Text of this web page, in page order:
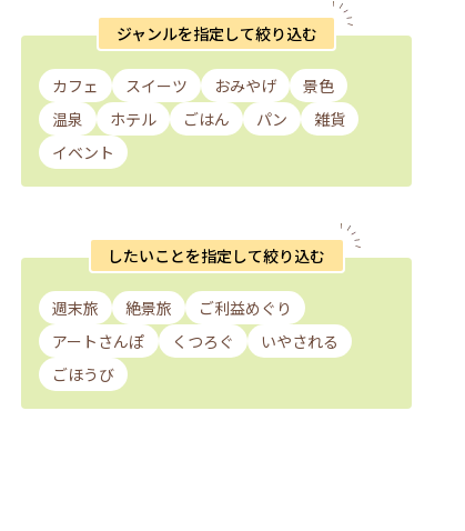
ジャンルを指定して絞り込む
カフェ スイーツ おみやげ
景色
温泉
ホテル ごはん パン
雑貨
イベント
したいことを指定して絞り込む
週末旅 絶景旅
ご利益めぐり
アートさんぽ
くつろぐ
いやされる
ごほうび